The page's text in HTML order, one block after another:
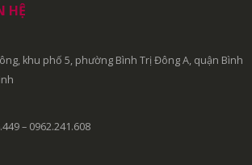
HỆ
khu phố 5, phường Bình Trị Đông A, quận Bình
– 0962.241.608